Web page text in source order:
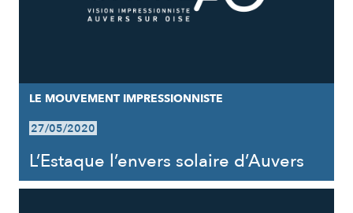
LE MOUVEMENT IMPRESSIONNISTE
27/05/2020
L’Estaque l’envers solaire d’Auvers